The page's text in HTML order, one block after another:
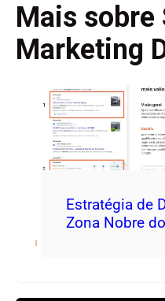
Mais sobre
Marketing
Estratégia de
Zona Nobre